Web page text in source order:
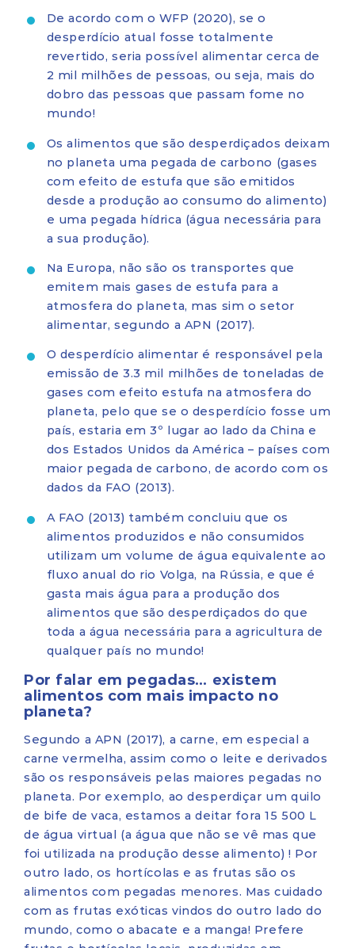
De acordo com o WFP (2020), se o
desperdício atual fosse totalmente
revertido, seria possível alimentar cerca de
2 mil milhões de pessoas, ou seja, mais do
dobro das pessoas que passam fome no
mundo!
Os alimentos que são desperdiçados deixam
no planeta uma pegada de carbono (gases
com efeito de estufa que são emitidos
desde a produção ao consumo do alimento)
e uma pegada hídrica (água necessária para
a sua produção).
Na Europa, não são os transportes que
emitem mais gases de estufa para a
atmosfera do planeta, mas sim o setor
alimentar, segundo a APN (2017).
O desperdício alimentar é responsável pela
emissão de 3.3 mil milhões de toneladas de
gases com efeito estufa na atmosfera do
planeta, pelo que se o desperdício fosse um
país, estaria em 3º lugar ao lado da China e
dos Estados Unidos da América – países com
maior pegada de carbono, de acordo com os
dados da FAO (2013).
A FAO (2013) também concluiu que os
alimentos produzidos e não consumidos
utilizam um volume de água equivalente ao
fluxo anual do rio Volga, na Rússia, e que é
gasta mais água para a produção dos
alimentos que são desperdiçados do que
toda a água necessária para a agricultura de
qualquer país no mundo!
Por falar em pegadas… existem
alimentos com mais impacto no
planeta?
Segundo a APN (2017), a carne, em especial a
carne vermelha, assim como o leite e derivados
são os responsáveis pelas maiores pegadas no
planeta. Por exemplo, ao desperdiçar um quilo
de bife de vaca, estamos a deitar fora 15 500 L
de água virtual (a água que não se vê mas que
foi utilizada na produção desse alimento) ! Por
outro lado, os hortícolas e as frutas são os
alimentos com pegadas menores. Mas cuidado
com as frutas exóticas vindos do outro lado do
mundo, como o abacate e a manga! Prefere